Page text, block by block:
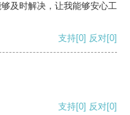
及时解决，让我能够安心工
支持[0] 反对[0]
支持[0] 反对[0]